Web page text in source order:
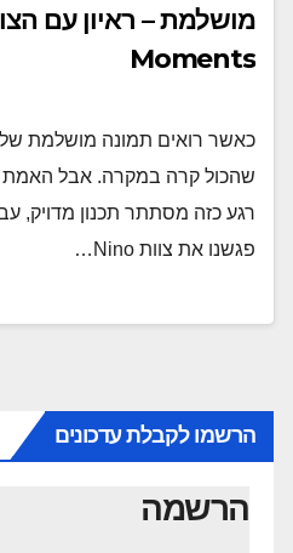
Moments
כאשר רואים תמונה מושלמת של
שהכול קרה במקרה. אבל האמת
רגע כזה מסתתר תכנון מדויק,
פגשנו את צוות Nino…
הרשמו לקבלת עדכונים
הרשמה